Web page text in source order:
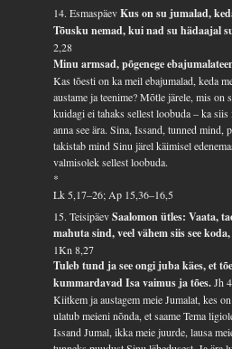
14. EsmaspäevKus on su jumalad,
Tõusku nemad, kui nad su hädaajal
2,28
Minu armsad, põgenege
Kas tõesti on ka meil ebajumalad, keda
austame ja teenime? Mõtle järele, mis on
kuidagi ei tahaks sellest loobuda – ka
anna see ära. Sina, Issand, tunned mind,
takistab mind Sinu järel käimisel
valmisolek sellest loobuda.
*
Lk 5,17–26; Ap 15,36–16,5
15. TeisipäevSaalomon ütles: Vaata,
mahuta sind, veel vähem siis see
1Kn 8,27
Tuleb tund ja see ongi juba käes, et
kummardavad Isa vaimus ja tões.Jh
Kiitkem ja austagem meie Jumalat, kes
ulatub meieni nõnda, et saame Tema
Issand Jumal, ikka meie juurde, lausa